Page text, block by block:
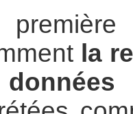
la